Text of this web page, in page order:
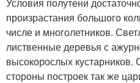
произрастания большого
числе и многолетников.
лиственные деревья с
высокорослых кустарников.
стороны построек так же